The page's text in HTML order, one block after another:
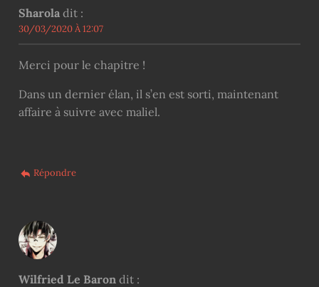
Sharola dit :
30/03/2020 À 12:07
Merci pour le chapitre !
Dans un dernier élan, il s’en est sorti, maintenant
affaire à suivre avec maliel.
Répondre
Wilfried Le Baron dit :